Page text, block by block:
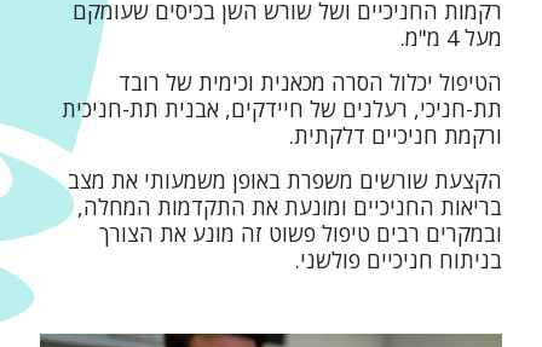
רקמות החניכיים ושל שורש השן בכיסים שעומקם
מעל 4 מ"מ.
הטיפול יכלול הסרה מכאנית וכימית של רובד
תת-חניכי, רעלנים של חיידקים, אבנית תת-חניכית
ורקמת חניכיים דלקתית.
הקצעת שורשים משפרת באופן משמעותי את מצב
בריאות החניכיים ומונעת את התקדמות המחלה,
ובמקרים רבים טיפול פשוט זה מונע את הצורך
בניתוח חניכיים פולשני.